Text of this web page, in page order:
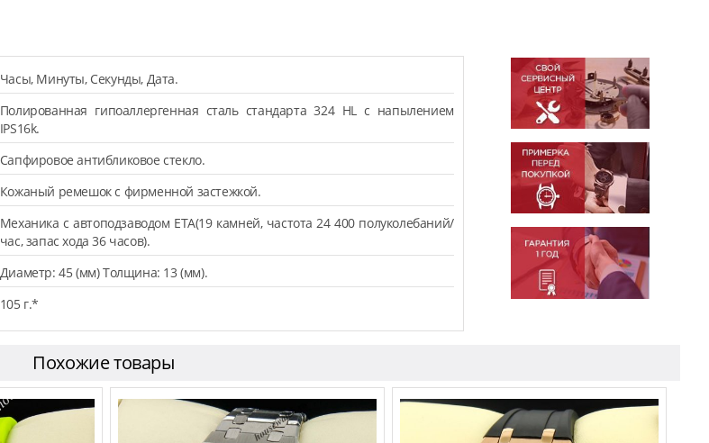
Часы, Минуты, Секунды, Дата.
Полированная гипоаллергенная сталь стандарта 324 HL с напылением
IPS16k.
Сапфировое антибликовое стекло.
Кожаный ремешок с фирменной застежкой.
Механика с автоподзаводом ETA(19 камней, частота 24 400 полуколебаний/
час, запас хода 36 часов).
Диаметр: 45 (мм) Толщина: 13 (мм).
105 г.*
Похожие товары